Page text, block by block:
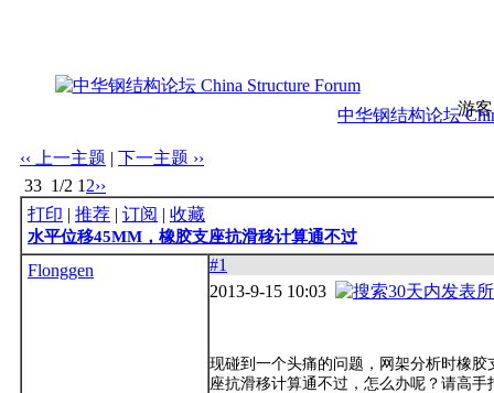
游
中华钢结构论坛
‹‹ 上一主题 | 下一主题 ››
33 1/2 1 2››
打印 | 推荐 | 订阅 | 收藏
水平位移45MM，橡胶支座抗滑移计算通不过
Flonggen
#1
2013-9-15 10:03
现碰到一个头痛的问题，网架分析时橡
座抗滑移计算通不过，怎么办呢？请高手